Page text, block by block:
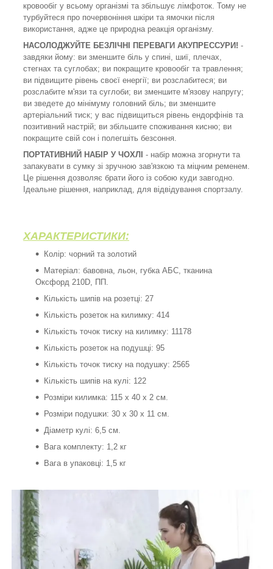
кровообіг у всьому організмі та збільшує лімфоток. Тому не
турбуйтеся про почервоніння шкіри та ямочки після
використання, адже це природна реакція організму.
НАСОЛОДЖУЙТЕ БЕЗЛІЧНІ ПЕРЕВАГИ АКУПРЕССУРИ! -
завдяки йому: ви зменшите біль у спині, шиї, плечах,
стегнах та суглобах; ви покращите кровообіг та травлення;
ви підвищите рівень своєї енергії; ви розслабитеся; ви
розслабите м'язи та суглоби; ви зменшите м'язову напругу;
ви зведете до мінімуму головний біль; ви зменшите
артеріальний тиск; у вас підвищиться рівень ендорфінів та
позитивний настрій; ви збільшите споживання кисню; ви
покращите свій сон і полегшіть безсоння.
ПОРТАТИВНИЙ НАБІР У ЧОХЛІ
- набір можна згорнути та
запакувати в сумку зі зручною зав'язкою та міцним ременем.
Це рішення дозволяє брати його із собою куди завгодно.
Ідеальне рішення, наприклад, для відвідування спортзалу.
ХАРАКТЕРИСТИКИ:
Колір: чорний та золотий
Матеріал: бавовна, льон, губка АБС, тканина
Оксфорд 210D, ПП.
Кількість шипів на розетці: 27
Кількість розеток на килимку: 414
Кількість точок тиску на килимку: 11178
Кількість розеток на подушці: 95
Кількість точок тиску на подушку: 2565
Кількість шипів на кулі: 122
Розміри килимка: 115 х 40 х 2 см.
Розміри подушки: 30 х 30 х 11 см.
Діаметр кулі: 6,5 см.
Вага комплекту: 1,2 кг
Вага в упаковці: 1,5 кг